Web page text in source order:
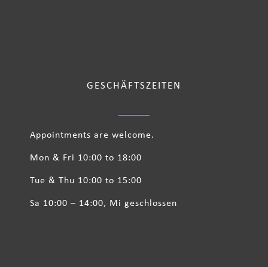
GESCHÄFTSZEITEN
Appointments are welcome.
Mon & Fri 10:00 to 18:00
Tue & Thu 10:00 to 15:00
Sa 10:00 – 14:00, Mi geschlossen